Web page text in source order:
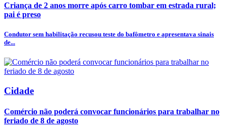
Criança de 2 anos morre após carro tombar em estrada rural;
pai é preso
Condutor sem habilitação recusou teste do bafômetro e apresentava sinais
de...
Cidade
Comércio não poderá convocar funcionários para trabalhar no
feriado de 8 de agosto